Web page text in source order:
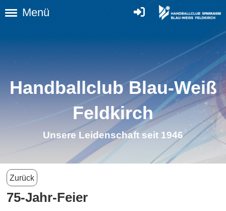
Menü
Handballclub Blau-Weiß
Feldkirch
Unsere Leidenschaft seit 1946
Zurück
75-Jahr-Feier